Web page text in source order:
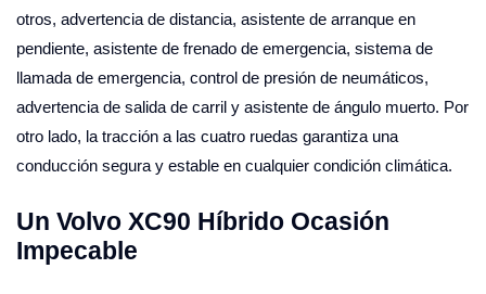
otros, advertencia de distancia, asistente de arranque en
pendiente, asistente de frenado de emergencia, sistema de
llamada de emergencia, control de presión de neumáticos,
advertencia de salida de carril y asistente de ángulo muerto. Por
otro lado, la tracción a las cuatro ruedas garantiza una
conducción segura y estable en cualquier condición climática.
Un Volvo XC90 Híbrido Ocasión
Impecable